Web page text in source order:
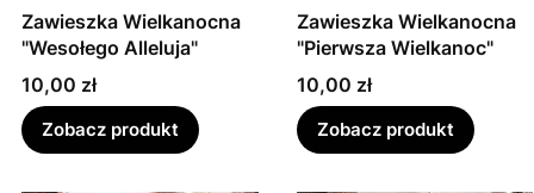
Zawieszka Wielkanocna
"Wesołego Alleluja"
Cena
10,00 zł
Zobacz produkt
Zawieszka Wielkanocna
"Pierwsza Wielkanoc"
Cena
10,00 zł
Zobacz produkt